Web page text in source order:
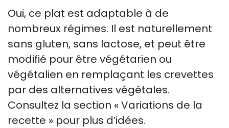
Oui, ce plat est adaptable à de
nombreux régimes. Il est naturellement
sans gluten, sans lactose, et peut être
modifié pour être végétarien ou
végétalien en remplaçant les crevettes
par des alternatives végétales.
Consultez la section « Variations de la
recette » pour plus d’idées.